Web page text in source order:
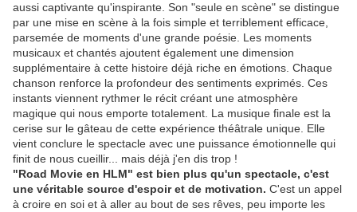
aussi captivante qu'inspirante. Son "seule en scène" se distingue
par une mise en scène à la fois simple et terriblement efficace,
parsemée de moments d'une grande poésie. Les moments
musicaux et chantés ajoutent également une dimension
supplémentaire à cette histoire déjà riche en émotions. Chaque
chanson renforce la profondeur des sentiments exprimés. Ces
instants viennent rythmer le récit créant une atmosphère
magique qui nous emporte totalement. La musique finale est la
cerise sur le gâteau de cette expérience théâtrale unique. Elle
vient conclure le spectacle avec une puissance émotionnelle qui
finit de nous cueillir... mais déjà j'en dis trop !
"Road Movie en HLM" est bien plus qu'un spectacle, c'est
une véritable source d'espoir et de motivation. C'est un appel
à croire en soi et à aller au bout de ses rêves, peu importe les